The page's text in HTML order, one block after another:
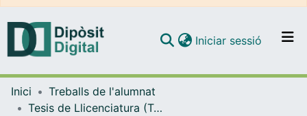
Navega per tot el DD
Iniciar sessió (current)
Inici
Treballs de l'alumnat
Tesis de Llicenciatura (Tesines) - Història